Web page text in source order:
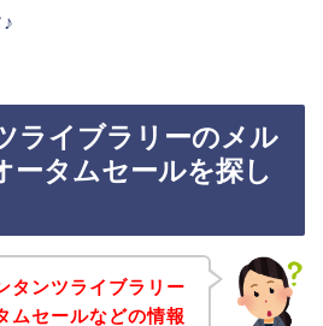
ライブラリーのメル
ータムセールを探し
タンツライブラリー
ムセールなどの情報